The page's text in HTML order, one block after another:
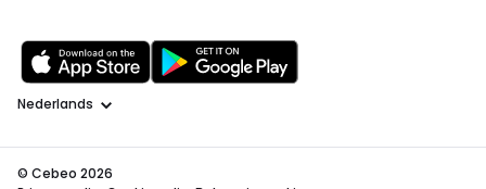
Taal
© Cebeo 2026